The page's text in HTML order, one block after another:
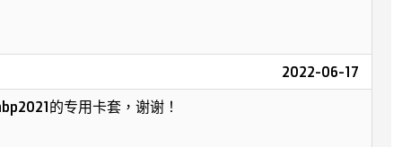
2022-06-17
的专用卡套，谢谢！